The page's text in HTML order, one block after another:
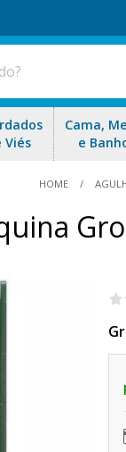
Viés
Cama,
e
HOME